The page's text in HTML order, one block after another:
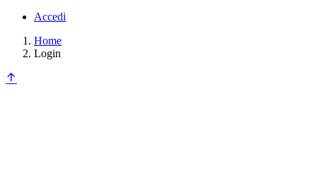
Accedi
Home
Login